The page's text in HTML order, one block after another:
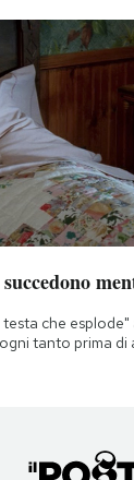
succedono
che
tanto prima